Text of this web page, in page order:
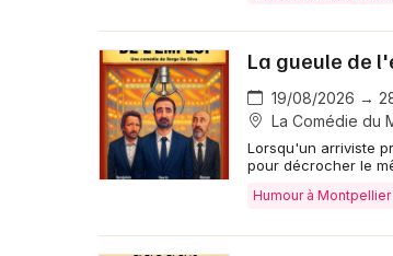
La gueule de
19/08/2026 →
La Comédie du
Lorsqu'un arriviste
pour décrocher le
Humour à Montpellier